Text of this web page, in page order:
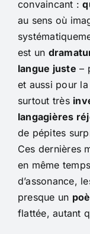
convaincant :
au sens où
est un
langue juste –
et aussi pour
surtout très
langagières
de pépites
Ces dernières
en même
d’assonance,
presque un
flattée, autant